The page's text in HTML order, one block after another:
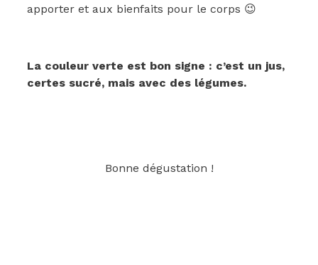
apporter et aux bienfaits pour le corps 😉
La couleur verte est bon signe : c’est un jus,
certes sucré, mais avec des légumes.
Bonne dégustation !